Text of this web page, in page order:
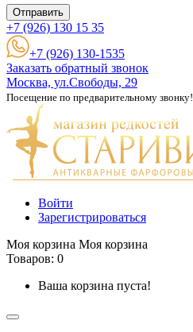
Отправить
+7 (926) 130 15 35
+7 (926) 130-1535
Заказать обратный звонок
Москва, ул.Свободы, 29
Посещение по предварительному звонку!
Войти
Зарегистрироваться
Моя корзина Моя корзина
Товаров: 0
Ваша корзина пуста!